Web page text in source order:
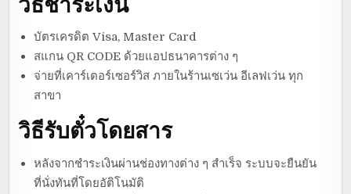
บัตรเครดิต Visa, Master Card
สแกน QR CODE ด้วยแอปธนาคารต่าง ๆ
จ่ายที่เคาร์เตอร์เซอร์วิส ภายในร้านเซเว่น อีเลฟเว่น ทุก
สาขา
วิธีรับตั๋วโดยสาร
หลังจากชำระเงินผ่านช่องทางต่าง ๆ สำเร็จ ระบบจะยืนยัน
ที่นั่งทันที่โดยอัติโนมัติ